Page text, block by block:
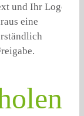
und Ihr Logo.
eine